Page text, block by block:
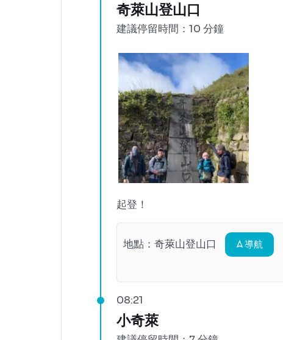
奇萊山登山口
建議停留時間：10 分鐘
起登！
地點： 奇萊山登山口
導航
08:21
小奇萊